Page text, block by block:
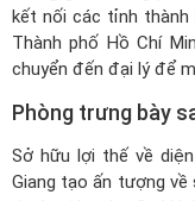
kết nối các tỉnh thành
Thành phố Hồ Chí
chuyển đến đại lý để
Phòng trưng bày
Sở hữu lợi thế về
Giang tạo ấn tượng về